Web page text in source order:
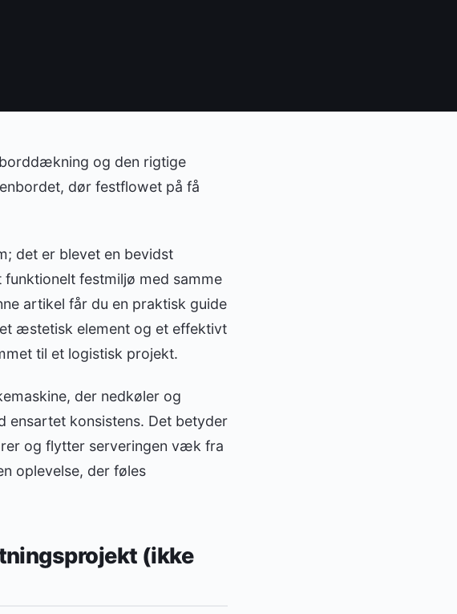
og den rigtige
dør festflowet på få
det er blevet en bevidst
festmiljø med samme
artikel får du en praktisk guide
æstetisk element og et effektivt
til et logistisk projekt.
der nedkøler og
ensartet konsistens. Det betyder
og flytter serveringen væk fra
oplevelse, der føles
(ikke